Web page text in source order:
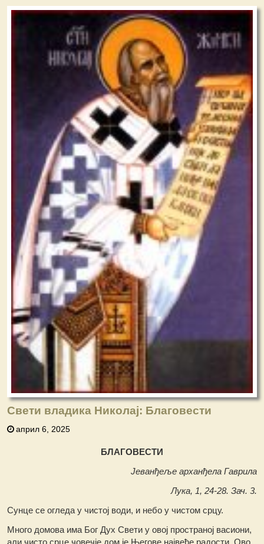
Свети владика Николај: Благовести
април 6, 2025
БЛАГОВЕСТИ
Јеванђеље арханђела Гаврила
Лука, 1, 24-28. Зач. 3.
Сунце се огледа у чистој води, и небо у чистом срцу.
Много домова има Бог Дух Свети у овој пространој васиони,
али чисто срце човечје дом је Његове највеће радости. Ово